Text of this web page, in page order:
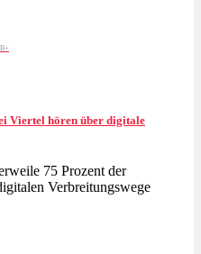
Viertel hören über digitale
75 Prozent der
Verbreitungswege